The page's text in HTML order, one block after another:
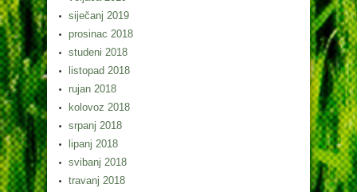
siječanj 2019
prosinac 2018
studeni 2018
listopad 2018
rujan 2018
kolovoz 2018
srpanj 2018
lipanj 2018
svibanj 2018
travanj 2018